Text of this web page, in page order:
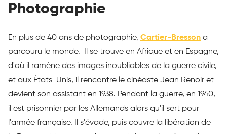
Photographie
En plus de 40 ans de photographie, Cartier-Bresson a
parcouru le monde. Il se trouve en Afrique et en Espagne,
d'où il ramène des images inoubliables de la guerre civile,
et aux États-Unis, il rencontre le cinéaste Jean Renoir et
devient son assistant en 1938. Pendant la guerre, en 1940,
il est prisonnier par les Allemands alors qu'il sert pour
l'armée française. Il s'évade, puis couvre la libération de